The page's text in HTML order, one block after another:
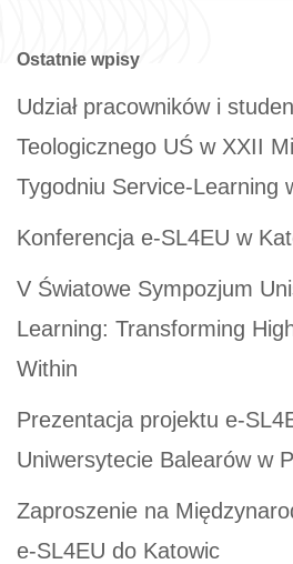
Ostatnie wpisy
Udział pracowników i
Teologicznego UŚ w XXII
Tygodniu Service-Learning
Konferencja e-SL4EU w
V Światowe Sympozjum
Learning: Transforming
Within
Prezentacja projektu e-
Uniwersytecie Balearów w
Zaproszenie na
e-SL4EU do Katowic